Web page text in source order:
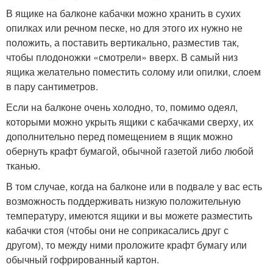
В ящике на балконе кабачки можно хранить в сухих
опилках или речном песке, но для этого их нужно не
положить, а поставить вертикально, разместив так,
чтобы плодоножки «смотрели» вверх. В самый низ
ящика желательно поместить солому или опилки, слоем
в пару сантиметров.
Если на балконе очень холодно, то, помимо одеял,
которыми можно укрыть ящики с кабачками сверху, их
дополнительно перед помещением в ящик можно
обернуть крафт бумагой, обычной газетой либо любой
тканью.
В том случае, когда на балконе или в подвале у вас есть
возможность поддерживать низкую положительную
температуру, имеются ящики и вы можете разместить
кабачки стоя (чтобы они не соприкасались друг с
другом), то между ними проложите крафт бумагу или
обычный гофрированный картон.